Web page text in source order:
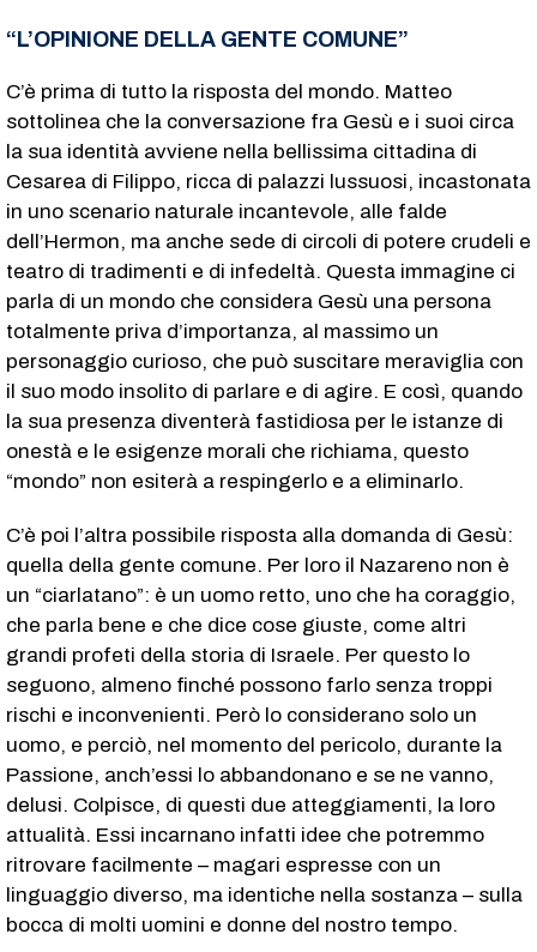
“L’OPINIONE DELLA GENTE COMUNE”
C’è prima di tutto la risposta del mondo. Matteo
sottolinea che la conversazione fra Gesù e i suoi circa
la sua identità avviene nella bellissima cittadina di
Cesarea di Filippo, ricca di palazzi lussuosi, incastonata
in uno scenario naturale incantevole, alle falde
dell’Hermon, ma anche sede di circoli di potere crudeli e
teatro di tradimenti e di infedeltà. Questa immagine ci
parla di un mondo che considera Gesù una persona
totalmente priva d’importanza, al massimo un
personaggio curioso, che può suscitare meraviglia con
il suo modo insolito di parlare e di agire. E così, quando
la sua presenza diventerà fastidiosa per le istanze di
onestà e le esigenze morali che richiama, questo
“mondo” non esiterà a respingerlo e a eliminarlo.
C’è poi l’altra possibile risposta alla domanda di Gesù:
quella della gente comune. Per loro il Nazareno non è
un “ciarlatano”: è un uomo retto, uno che ha coraggio,
che parla bene e che dice cose giuste, come altri
grandi profeti della storia di Israele. Per questo lo
seguono, almeno finché possono farlo senza troppi
rischi e inconvenienti. Però lo considerano solo un
uomo, e perciò, nel momento del pericolo, durante la
Passione, anch’essi lo abbandonano e se ne vanno,
delusi. Colpisce, di questi due atteggiamenti, la loro
attualità. Essi incarnano infatti idee che potremmo
ritrovare facilmente – magari espresse con un
linguaggio diverso, ma identiche nella sostanza – sulla
bocca di molti uomini e donne del nostro tempo.